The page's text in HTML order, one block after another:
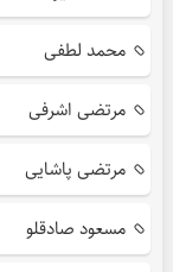
محمد لطفی
مرتضی اشرفی
مرتضی پاشایی
مسعود صادقلو